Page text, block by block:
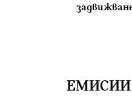
EМИСИИ